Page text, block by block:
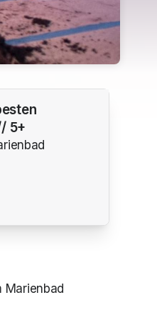
5+
Marienbad